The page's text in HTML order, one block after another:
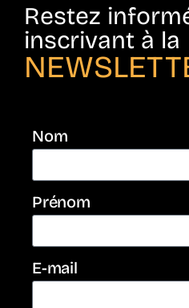
Restez
inscrivant à la
Nom
Prénom
E-mail